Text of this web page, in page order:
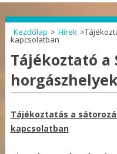
Kezdőlap > Hírek >
kapcsolatban
Tájékoztató a
Tájékoztatás a
kapcsolatban